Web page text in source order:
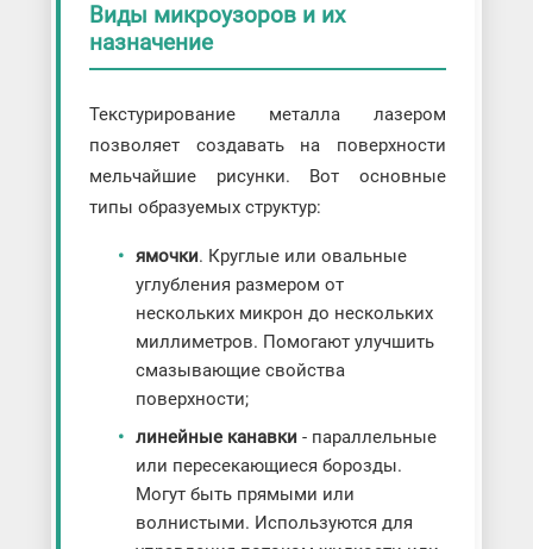
Виды микроузоров и их
назначение
Текстурирование металла лазером
позволяет создавать на поверхности
мельчайшие рисунки. Вот основные
типы образуемых структур:
ямочки. Круглые или овальные
углубления размером от
нескольких микрон до нескольких
миллиметров. Помогают улучшить
смазывающие свойства
поверхности;
линейные канавки- параллельные
или пересекающиеся борозды.
Могут быть прямыми или
волнистыми. Используются для